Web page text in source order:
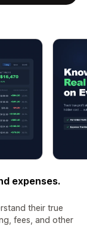
expenses.
their true
fees, and other